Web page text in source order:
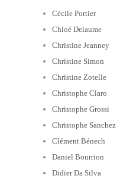
Cécile Portier
Chloé Delaume
Christine Jeanney
Christine Simon
Christine Zotelle
Christophe Claro
Christophe Grossi
Christophe Sanchez
Clément Bénech
Daniel Bourrion
Didier Da Silva